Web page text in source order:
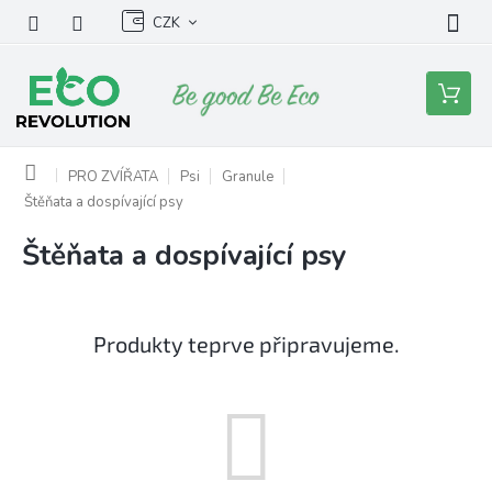
obsah
CZK
Nákupní
košík
Domů PRO ZVÍŘATA Psi
Granule
Štěňata a dospívající psy
Štěňata a dospívající psy
Produkty teprve připravujeme.